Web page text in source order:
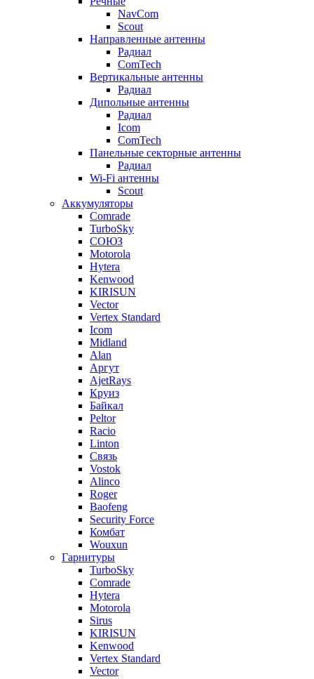
NavCom
Scout
Направленные антенны
Радиал
ComTech
Вертикальные антенны
Радиал
Дипольные антенны
Радиал
Icom
ComTech
Панельные секторные антенны
Радиал
Wi-Fi антенны
Scout
Аккумуляторы
Comrade
TurboSky
СОЮЗ
Motorola
Hytera
Kenwood
KIRISUN
Vector
Vertex Standard
Icom
Midland
Alan
Аргут
AjetRays
Круиз
Байкал
Peltor
Racio
Linton
Связь
Vostok
Alinco
Roger
Baofeng
Security Force
Комбат
Wouxun
Гарнитуры
TurboSky
Comrade
Hytera
Motorola
Sirus
KIRISUN
Kenwood
Vertex Standard
Vector